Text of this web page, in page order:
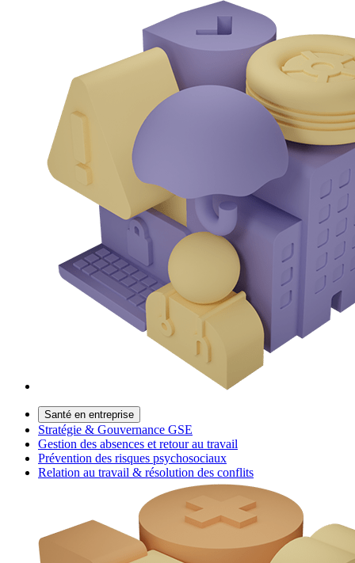
Santé en entreprise
Stratégie & Gouvernance GSE
Gestion des absences et retour au travail
Prévention des risques psychosociaux
Relation au travail & résolution des conflits